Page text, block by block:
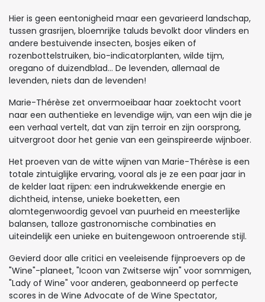
Hier is geen eentonigheid maar een gevarieerd landschap,
tussen grasrijen, bloemrijke taluds bevolkt door vlinders en
andere bestuivende insecten, bosjes eiken of
rozenbottelstruiken, bio-indicatorplanten, wilde tijm,
oregano of duizendblad... De levenden, allemaal de
levenden, niets dan de levenden!
Marie-Thérèse zet onvermoeibaar haar zoektocht voort
naar een authentieke en levendige wijn, van een wijn die je
een verhaal vertelt, dat van zijn terroir en zijn oorsprong,
uitvergroot door het genie van een geïnspireerde wijnboer.
Het proeven van de witte wijnen van Marie-Thérèse is een
totale zintuiglijke ervaring, vooral als je ze een paar jaar in
de kelder laat rijpen: een indrukwekkende energie en
dichtheid, intense, unieke boeketten, een
alomtegenwoordig gevoel van puurheid en meesterlijke
balansen, talloze gastronomische combinaties en
uiteindelijk een unieke en buitengewoon ontroerende stijl.
Gevierd door alle critici en veeleisende fijnproevers op de
"Wine"-planeet, "Icoon van Zwitserse wijn" voor sommigen,
"Lady of Wine" voor anderen, geabonneerd op perfecte
scores in de Wine Advocate of de Wine Spectator,